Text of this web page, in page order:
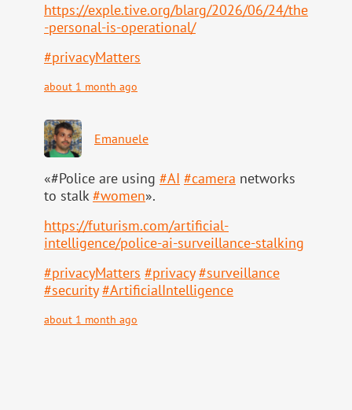
https://exple.tive.org/blarg/2026/06/24/the
-personal-is-operational/
#privacyMatters
about 1 month ago
Emanuele
«#Police are using #AI #camera networks
to stalk#women».
https://futurism.com/artificial-
intelligence/police-ai-surveillance-stalking
#privacyMatters #privacy #surveillance
#security #ArtificialIntelligence
about 1 month ago